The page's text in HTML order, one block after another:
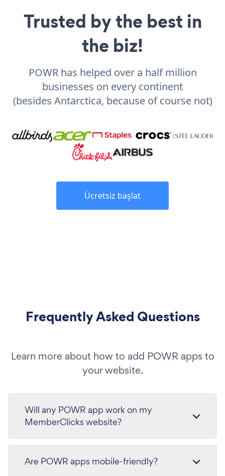
Trusted by the best in
the biz!
POWR has helped over a half million
businesses on every continent
(besides Antarctica, because of course not)
Ücretsiz başlat
Frequently Asked Questions
Learn more about how to add POWR apps to
your website.
Will any POWR app work on my
MemberClicks website?
Are POWR apps mobile-friendly?